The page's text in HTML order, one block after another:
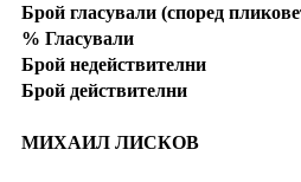
Брой гласували (според
% Гласували
Брой недействителни
Брой действителни
МИХАИЛ ЛИСКОВ